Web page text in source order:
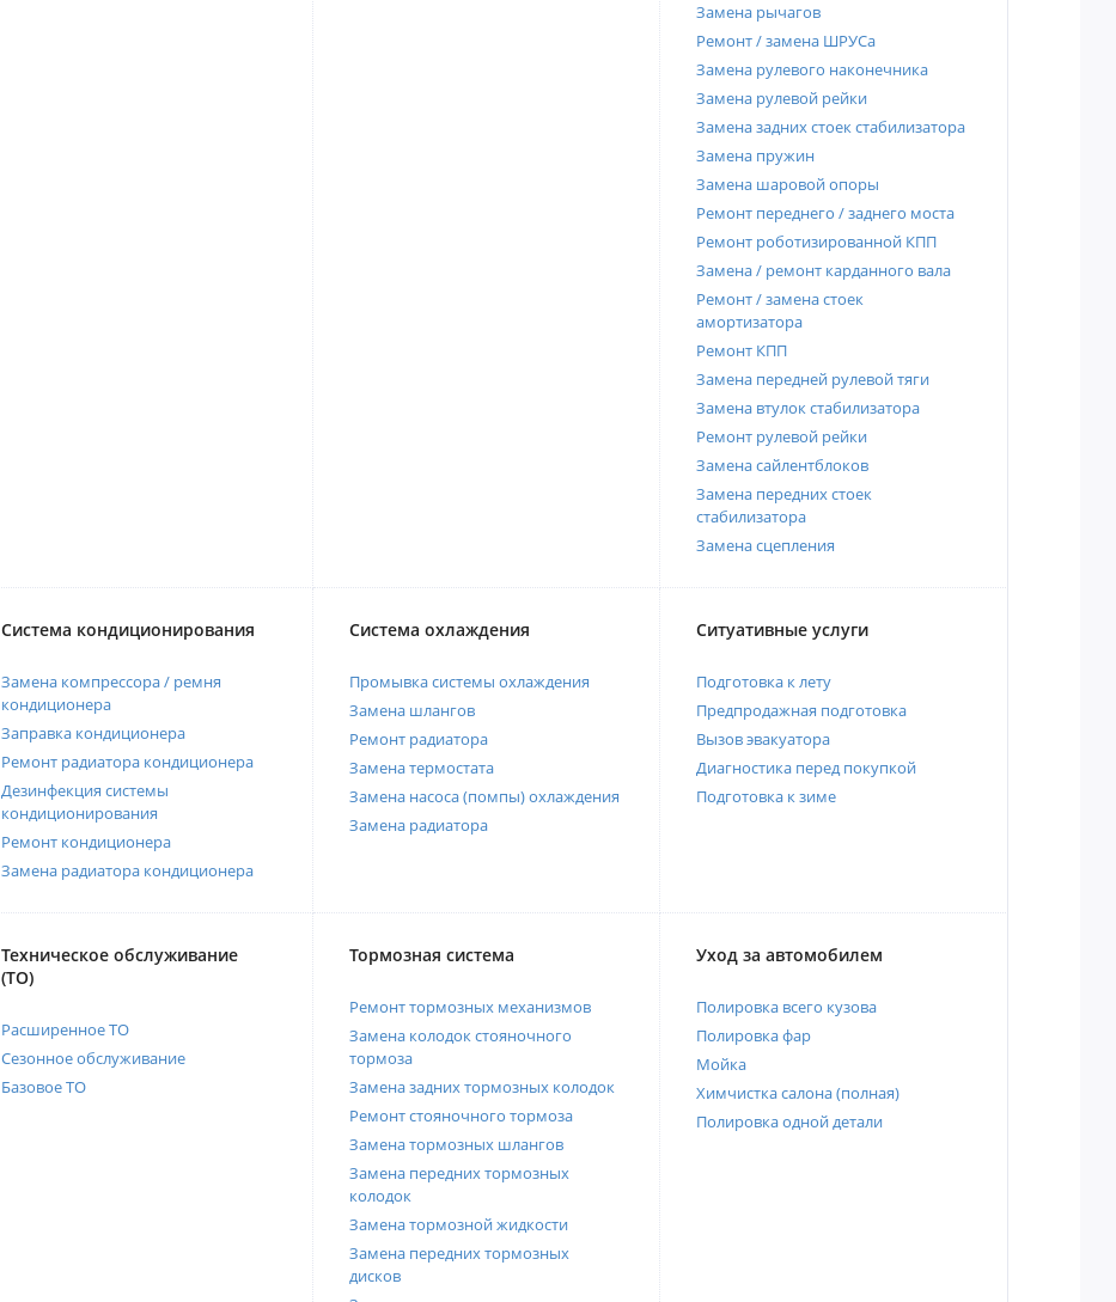
Замена рычагов
Ремонт / замена ШРУСа
Замена рулевого наконечника
Замена рулевой рейки
Замена задних стоек стабилизатора
Замена пружин
Замена шаровой опоры
Ремонт переднего / заднего моста
Ремонт роботизированной КПП
Замена / ремонт карданного вала
Ремонт / замена стоек
амортизатора
Ремонт КПП
Замена передней рулевой тяги
Замена втулок стабилизатора
Ремонт рулевой рейки
Замена сайлентблоков
Замена передних стоек
стабилизатора
Замена сцепления
Система кондиционирования
Замена компрессора / ремня
кондиционера
Заправка кондиционера
Ремонт радиатора кондиционера
Дезинфекция системы
кондиционирования
Ремонт кондиционера
Замена радиатора кондиционера
Система охлаждения
Промывка системы охлаждения
Замена шлангов
Ремонт радиатора
Замена термостата
Замена насоса (помпы) охлаждения
Замена радиатора
Ситуативные услуги
Подготовка к лету
Предпродажная подготовка
Вызов эвакуатора
Диагностика перед покупкой
Подготовка к зиме
Техническое обслуживание
(ТО)
Расширенное ТО
Сезонное обслуживание
Базовое ТО
Тормозная система
Ремонт тормозных механизмов
Замена колодок стояночного
тормоза
Замена задних тормозных колодок
Ремонт стояночного тормоза
Замена тормозных шлангов
Замена передних тормозных
колодок
Замена тормозной жидкости
Замена передних тормозных
дисков
Уход за автомобилем
Полировка всего кузова
Полировка фар
Мойка
Химчистка салона (полная)
Полировка одной детали